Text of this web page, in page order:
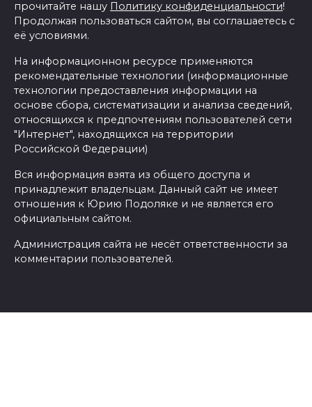
прочитайте нашу Политику конфиденциальности!
Продолжая пользоваться сайтом, вы соглашаетесь с
её условиями.
На информационном ресурсе применяются
рекомендательные технологии (информационные
технологии предоставления информации на
основе сбора, систематизации и анализа сведений,
относящихся к предпочтениям пользователей сети
"Интернет", находящихся на территории
Российской Федерации)
Вся информация взята из общего доступа и
принадлежит владельцам. Данный сайт не имеет
отношения к Юрию Подоляке и не является его
официальным сайтом.
Администрация сайта не несёт ответственности за
комментарии пользователей.